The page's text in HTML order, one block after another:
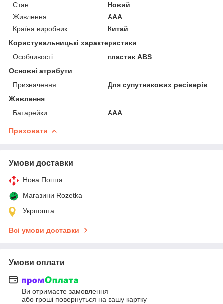
Стан
Новий
Живлення
AAA
Країна виробник
Китай
Користувальницькі характеристики
Особливості
пластик ABS
Основні атрибути
Призначення
Для супутникових ресіверів
Живлення
Батарейки
AAA
Приховати
Умови доставки
Нова Пошта
Магазини Rozetka
Укрпошта
Всі умови доставки
Умови оплати
Ви отримаєте замовлення
або гроші повернуться на вашу картку